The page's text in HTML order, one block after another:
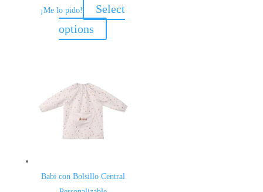
precio
original
era:
precio
actual
¡Me lo pido!
Select
options
Babi con Bolsillo Central